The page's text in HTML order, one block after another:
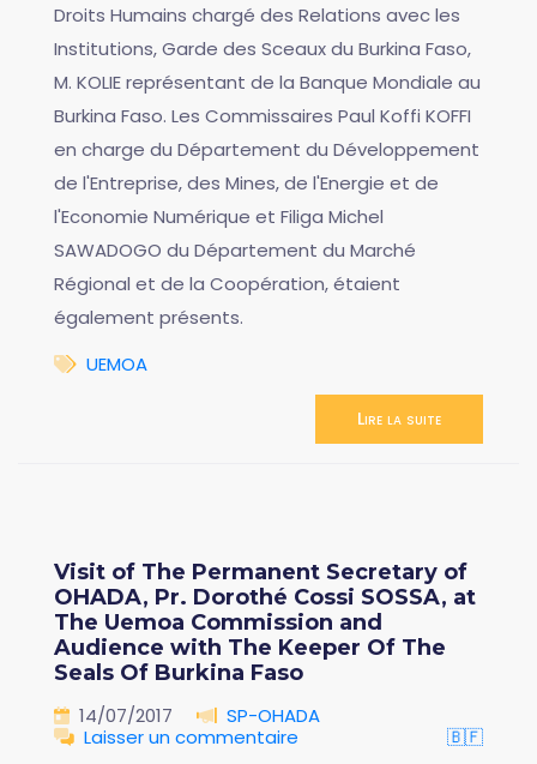
Droits Humains chargé des Relations avec les
Institutions, Garde des Sceaux du Burkina Faso,
M. KOLIE représentant de la Banque Mondiale au
Burkina Faso. Les Commissaires Paul Koffi KOFFI
en charge du Département du Développement
de l'Entreprise, des Mines, de l'Energie et de
l'Economie Numérique et Filiga Michel
SAWADOGO du Département du Marché
Régional et de la Coopération, étaient
également présents.
UEMOA
Lire la suite
Visit of The Permanent Secretary of
OHADA, Pr. Dorothé Cossi SOSSA, at
The Uemoa Commission and
Audience with The Keeper Of The
Seals Of Burkina Faso
14/07/2017
SP-OHADA
Laisser un commentaire
🇧🇫